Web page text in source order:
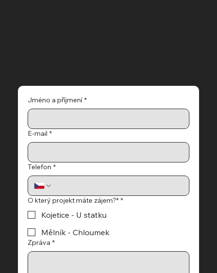
Jméno a příjmení *
E‑mail *
Telefon *
O který projekt máte zájem?* *
Kojetice - U statku
Mělník - Chloumek
Zpráva *